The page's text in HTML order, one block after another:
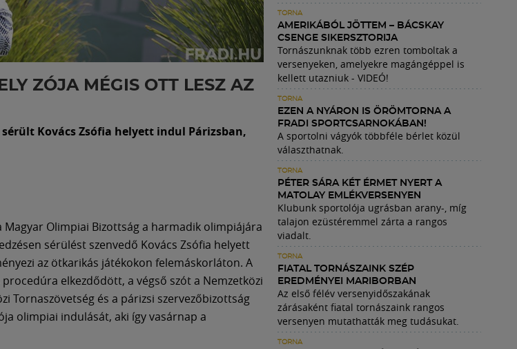
ZÓJA MÉGIS OTT LESZ AZ
Kovács Zsófia helyett indul Párizsban,
Magyar Olimpiai Bizottság a harmadik olimpiájára
sérülést szenvedő Kovács Zsófia helyett
az ötkarikás játékokon felemáskorláton. A
elkezdődött, a végső szót a Nemzetközi
Tornaszövetség és a párizsi szervezőbizottság
olimpiai indulását, aki így vasárnap a
TORNA
AMERIKÁBÓL JÖTTEM – BÁCSKAY
CSENGE SIKERSZTORIJA
Tornászunknak több ezren tomboltak a
versenyeken, amelyekre magángéppel is
kellett utazniuk - VIDEÓ!
TORNA
EZEN A NYÁRON IS ÖRÖMTORNA A
FRADI SPORTCSARNOKÁBAN!
A sportolni vágyók többféle bérlet közül
választhatnak.
TORNA
PÉTER SÁRA KÉT ÉRMET NYERT A
MATOLAY EMLÉKVERSENYEN
Klubunk sportolója ugrásban arany-, míg
talajon ezüstéremmel zárta a rangos
viadalt.
TORNA
FIATAL TORNÁSZAINK SZÉP
EREDMÉNYEI MARIBORBAN
Az első félév versenyidőszakának
zárásaként fiatal tornászaink rangos
versenyen mutathatták meg tudásukat.
TORNA